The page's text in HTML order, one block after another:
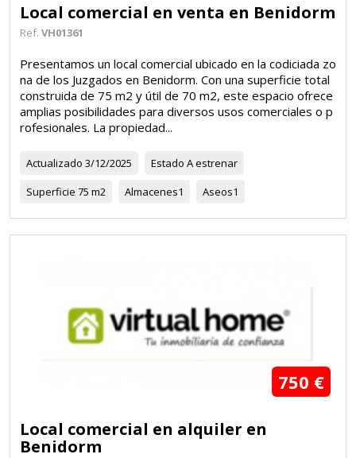
Local comercial en venta en Benidorm
Ref. VH01361
Presentamos un local comercial ubicado en la codiciada zo
na de los Juzgados en Benidorm. Con una superficie total
construida de 75 m2 y útil de 70 m2, este espacio ofrece
amplias posibilidades para diversos usos comerciales o p
rofesionales. La propiedad...
Actualizado 3/12/2025 Estado A estrenar
Superficie 75 m2 Almacenes1 Aseos1
750 €
Local comercial en alquiler en
Benidorm